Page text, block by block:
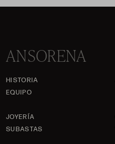
ANSORENA
HISTORIA
EQUIPO
JOYERÍA
SUBASTAS